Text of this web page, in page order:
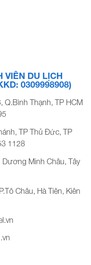
VIÊN DU LỊCH
0309998908)
Q.Bình Thạnh, TP HCM
TP Thủ Đức, TP
1128
Minh Châu, Tây
Châu, Hà Tiên, Kiên